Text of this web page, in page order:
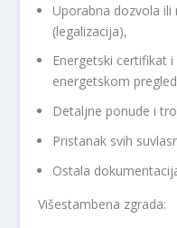
Uporabna dozvola
(legalizacija),
Energetski certifikat
energetskom
Detaljne ponude i
Pristanak svih
Ostala
Višestambena zgrada: